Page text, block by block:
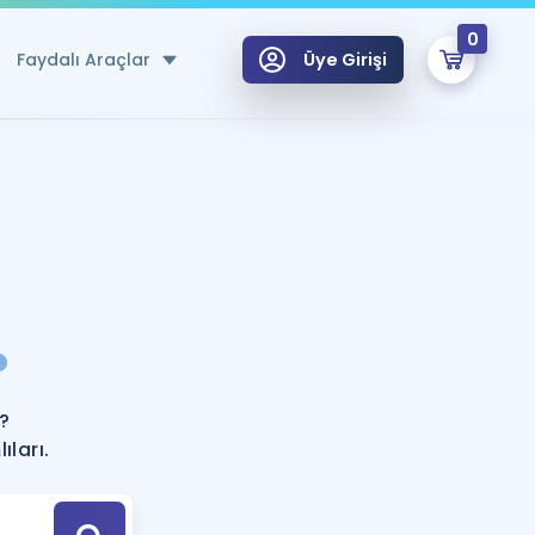
Faydalı Araçlar
Hesaplama Aracı
için Öneriler
Tek Takvimde
Üye Girişi
0
Hoca ile seni sınava hazırlayacak onlarca eğitim seni bekliyor!